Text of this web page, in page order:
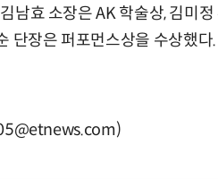
남효 소장은 AK 학술상, 김미
단장은 퍼포먼스상을 수상했다.